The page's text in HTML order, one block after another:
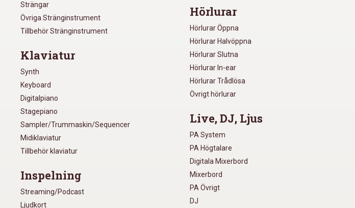
Strängar
Övriga Stränginstrument
Tillbehör Stränginstrument
Klaviatur
Synth
Keyboard
Digitalpiano
Stagepiano
Sampler/Trummaskin/Sequencer
Midiklaviatur
Tillbehör klaviatur
Inspelning
Streaming/Podcast
Ljudkort
Hörlurar
Hörlurar Öppna
Hörlurar Halvöppna
Hörlurar Slutna
Hörlurar In-ear
Hörlurar Trådlösa
Övrigt hörlurar
Live, DJ, Ljus
PA System
PA Högtalare
Digitala Mixerbord
Mixerbord
PA Övrigt
DJ